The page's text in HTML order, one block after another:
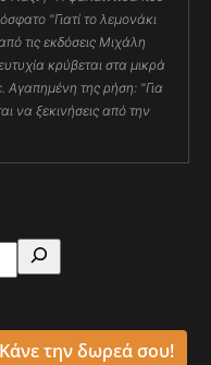
"Γιατί το λεμονάκι
τις εκδόσεις Μιχάλη
κρύβεται στα μικρά
της ρήση: "Για
να ξεκινήσεις από την
την δωρεά σου!